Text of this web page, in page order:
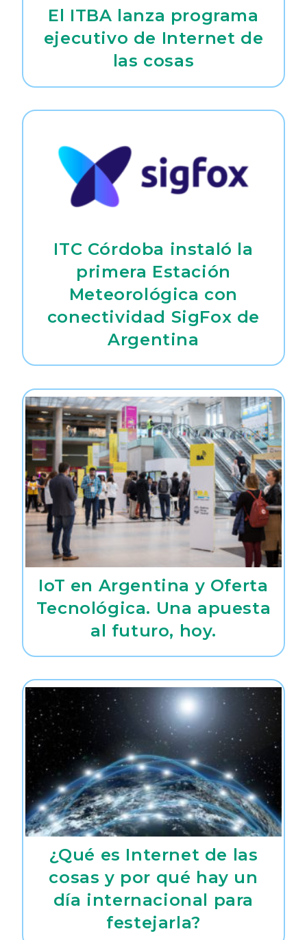
El ITBA lanza programa
ejecutivo de Internet de
las cosas
ITC Córdoba instaló la
primera Estación
Meteorológica con
conectividad SigFox de
Argentina
IoT en Argentina y Oferta
Tecnológica. Una apuesta
al futuro, hoy.
¿Qué es Internet de las
cosas y por qué hay un
día internacional para
festejarla?